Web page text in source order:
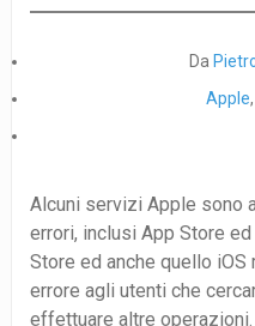
Da
Apple,
Alcuni servizi Apple sono
errori, inclusi App Store
Store ed anche quello
errore agli utenti che
effettuare altre